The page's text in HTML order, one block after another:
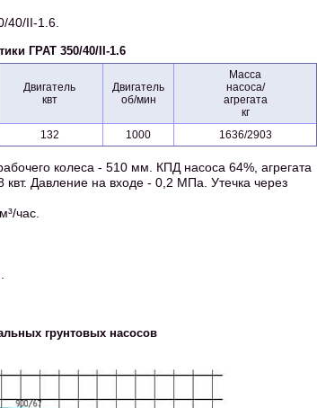
40/II-1.6.
ГРАТ 350/40/II-1.6
Двигатель
квт
Двигатель
об/мин
Масса
насоса/
агрегата
кг
132 1000 1636/2903
колеса - 510 мм. КПД насоса 64%, агрегата
Давление на входе - 0,2 МПа. Утечка через
час.
грунтовых насосов